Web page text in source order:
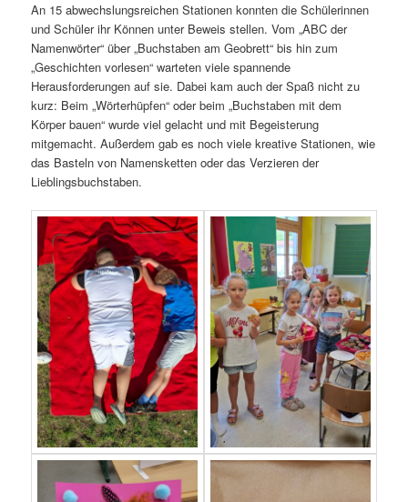
An 15 abwechslungsreichen Stationen konnten die Schülerinnen
und Schüler ihr Können unter Beweis stellen. Vom „ABC der
Namenwörter“ über „Buchstaben am Geobrett“ bis hin zum
„Geschichten vorlesen“ warteten viele spannende
Herausforderungen auf sie. Dabei kam auch der Spaß nicht zu
kurz: Beim „Wörterhüpfen“ oder beim „Buchstaben mit dem
Körper bauen“ wurde viel gelacht und mit Begeisterung
mitgemacht. Außerdem gab es noch viele kreative Stationen, wie
das Basteln von Namensketten oder das Verzieren der
Lieblingsbuchstaben.